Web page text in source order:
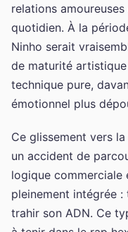
relations
quotidien. À la
Ninho serait
de maturité
technique pure,
émotionnel plus
Ce glissement vers
un accident de
logique
pleinement intégrée
trahir son ADN. Ce